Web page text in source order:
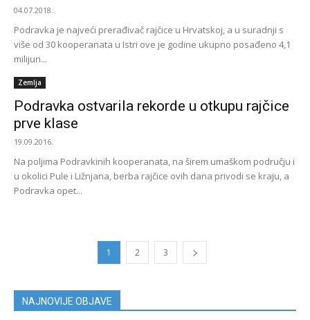
04.07.2018.
Podravka je najveći prerađivač rajčice u Hrvatskoj, a u suradnji s
više od 30 kooperanata u Istri ove je godine ukupno posađeno 4,1
milijun...
Zemlja
Podravka ostvarila rekorde u otkupu rajčice
prve klase
19.09.2016.
Na poljima Podravkinih kooperanata, na širem umaškom području i
u okolici Pule i Ližnjana, berba rajčice ovih dana privodi se kraju, a
Podravka opet...
1 2 3
NAJNOVIJE OBJAVE